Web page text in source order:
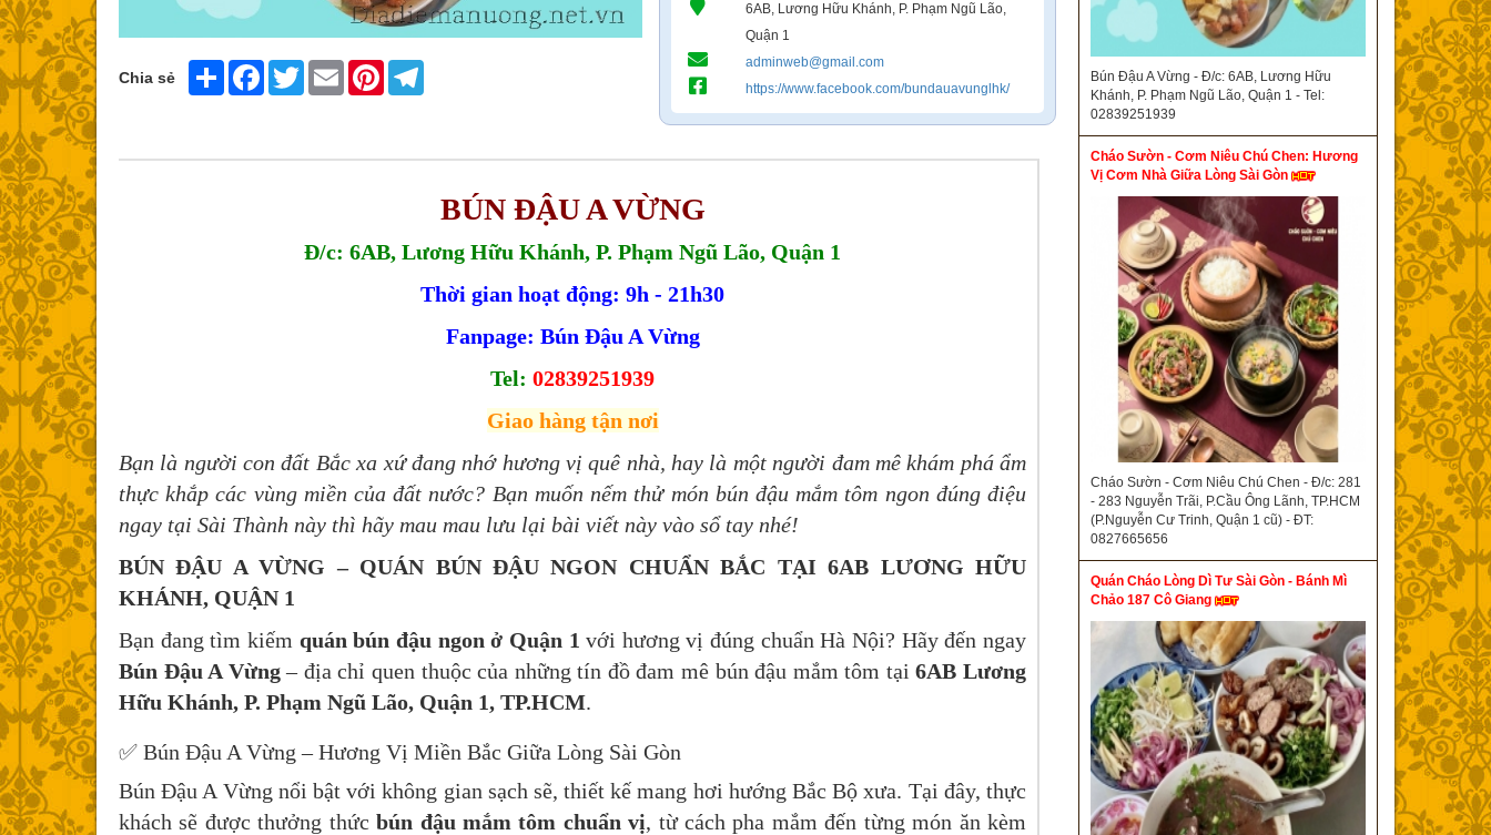
Chia sẻ Share FacebookTwitter Email Pinterest
6AB, Lương Hữu Khánh, P. Phạm Ngũ Lão,
Quận 1
adminweb@gmail.com
https://www.facebook.com/bundauavunglhk/
BÚN ĐẬU A VỪNG
Đ/c: 6AB, Lương Hữu Khánh, P. Phạm Ngũ Lão, Quận 1
Thời gian hoạt động: 9h - 21h30
Fanpage: Bún Đậu A Vừng
Tel: 02839251939
Giao hàng tận nơi
Bạn là người con đất Bắc xa xứ đang nhớ hương vị quê nhà, hay là một người đam mê khám phá ẩm
thực khắp các vùng miền của đất nước? Bạn muốn nếm thử món bún đậu mắm tôm ngon đúng điệu
ngay tại Sài Thành này thì hãy mau mau lưu lại bài viết này vào sổ tay nhé!
BÚN ĐẬU A VỪNG – QUÁN BÚN ĐẬU NGON CHUẨN BẮC TẠI 6AB LƯƠNG HỮU
KHÁNH, QUẬN 1
Bạn đang tìm kiếm quán bún đậu ngon ở Quận 1 với hương vị đúng chuẩn Hà Nội? Hãy đến ngay
Bún Đậu A Vừng– địa chỉ quen thuộc của những tín đồ đam mê bún đậu mắm tôm tại6AB Lương
Hữu Khánh, P. Phạm Ngũ Lão, Quận 1, TP.HCM.
✅ Bún Đậu A Vừng – Hương Vị Miền Bắc Giữa Lòng Sài Gòn
Bún Đậu A Vừng nổi bật với không gian sạch sẽ, thiết kế mang hơi hướng Bắc Bộ xưa. Tại đây, thực
khách sẽ được thưởng thứcbún đậu mắm tôm chuẩn vị, từ cách pha mắm đến từng món ăn kèm
Bún Đậu A Vừng - Đ/c: 6AB, Lương Hữu
Khánh, P. Phạm Ngũ Lão, Quận 1 - Tel:
02839251939
Cháo Sườn - Cơm Niêu Chú Chen: Hương
Vị Cơm Nhà Giữa Lòng Sài Gòn
Cháo Sườn - Cơm Niêu Chú Chen - Đ/c: 281
- 283 Nguyễn Trãi, P.Cầu Ông Lãnh, TP.HCM
(P.Nguyễn Cư Trinh, Quận 1 cũ) - ĐT:
0827665656
Quán Cháo Lòng Dì Tư Sài Gòn - Bánh Mì
Chảo 187 Cô Giang